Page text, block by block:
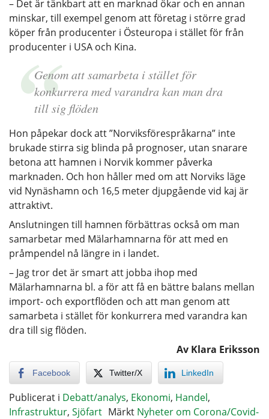
– Det är tänkbart att en marknad ökar och en annan
minskar, till exempel genom att företag i större grad
köper från producenter i Östeuropa i stället för från
producenter i USA och Kina.
Genom att samarbeta i stället för
konkurrera med varandra kan man dra
till sig flöden
Hon påpekar dock att ”Norviksförespråkarna” inte
brukade stirra sig blinda på prognoser, utan snarare
betona att hamnen i Norvik kommer påverka
marknaden. Och hon håller med om att Norviks läge
vid Nynäshamn och 16,5 meter djupgående vid kaj är
attraktivt.
Anslutningen till hamnen förbättras också om man
samarbetar med Mälarhamnarna för att med en
pråmpendel nå längre in i landet.
– Jag tror det är smart att jobba ihop med
Mälarhamnarna bl. a för att få en bättre balans mellan
import- och exportflöden och att man genom att
samarbeta i stället för konkurrera med varandra kan
dra till sig flöden.
Av Klara Eriksson
Facebook Twitter/X LinkedIn
Publicerat i Debatt/analys, Ekonomi, Handel,
Infrastruktur, Sjöfart Märkt Nyheter om Corona/Covid-